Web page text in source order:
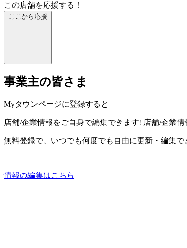
この店舗を応援する！
ここから応援
事業主の皆さま
Myタウンページに登録すると
店舗/企業情報をご自身で編集できます! 店舗/企業情
無料登録で、いつでも何度でも自由に更新・編集で
情報の編集はこちら